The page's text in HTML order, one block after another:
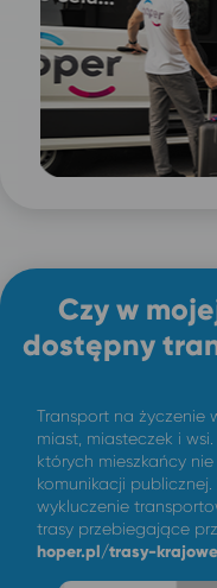
Czy w
dostępny
Transport na życzenie
miast, miasteczek i
których mieszkańcy
komunikacji
wykluczenie
trasy przebiegające
hoper.pl/trasy-